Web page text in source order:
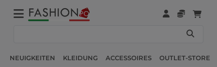
NEUIGKEITEN KLEIDUNG ACCESSOIRES OUTLET-STORE